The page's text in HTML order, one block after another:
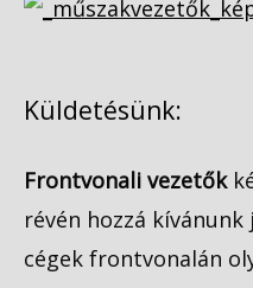
Küldetésünk:
Frontvonali vezetők
révén hozzá
cégek frontvonalán